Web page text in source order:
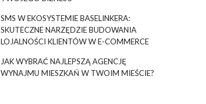
SMS W EKOSYSTEMIE BASELINKERA:
SKUTECZNE NARZĘDZIE BUDOWANIA
LOJALNOŚCI KLIENTÓW W E-COMMERCE
JAK WYBRAĆ NAJLEPSZĄ AGENCJĘ
WYNAJMU MIESZKAŃ W TWOIM MIEŚCIE?